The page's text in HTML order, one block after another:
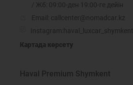
/ Жб: 09:00-ден 19:00-ге дейін
Email: callcenter@nomadcar.kz
Instagram: haval_luxcar_shymkent
Картада көрсету
Haval Premium Shymkent